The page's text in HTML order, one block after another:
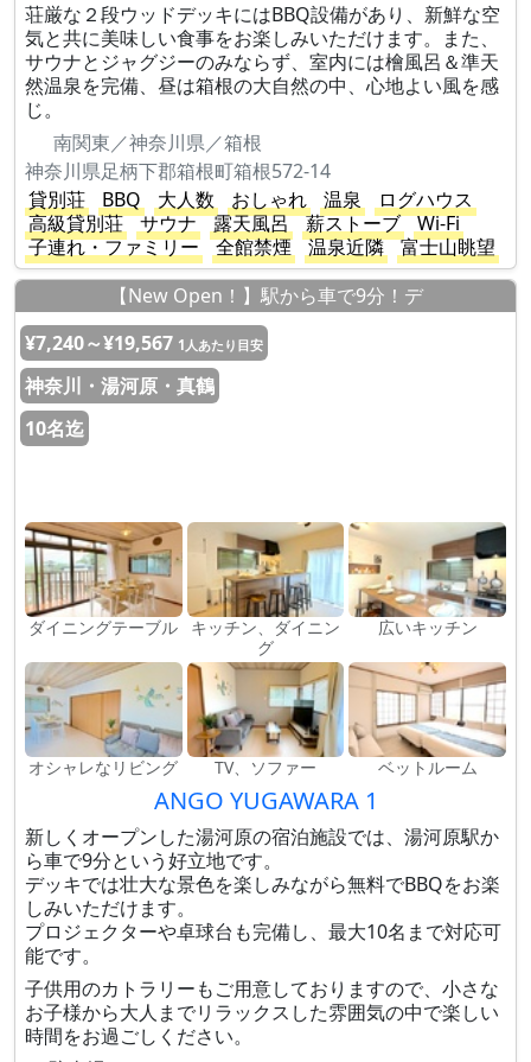
荘厳な２段ウッドデッキにはBBQ設備があり、新鮮な空
気と共に美味しい食事をお楽しみいただけます。また、
サウナとジャグジーのみならず、室内には檜風呂＆準天
然温泉を完備、昼は箱根の大自然の中、心地よい風を感
じ。
南関東／神奈川県／箱根
神奈川県足柄下郡箱根町箱根572-14
貸別荘
BBQ 大人数 おしゃれ 温泉
ログハウス
高級貸別荘
サウナ 露天風呂 薪ストーブ
Wi-Fi
子連れ・ファミリー
全館禁煙 温泉近隣
富士山眺望
【New Open！】駅から車で9分！デ
¥7,240～¥19,567 1人あたり目安
神奈川・湯河原・真鶴
10名迄
ダイニングテーブル
キッチン、ダイニン
グ
広いキッチン
オシャレなリビング TV、ソファー ベットルーム
ANGO YUGAWARA 1
新しくオープンした湯河原の宿泊施設では、湯河原駅か
ら車で9分という好立地です。
デッキでは壮大な景色を楽しみながら無料でBBQをお楽
しみいただけます。
プロジェクターや卓球台も完備し、最大10名まで対応可
能です。
子供用のカトラリーもご用意しておりますので、小さな
お子様から大人までリラックスした雰囲気の中で楽しい
時間をお過ごしください。